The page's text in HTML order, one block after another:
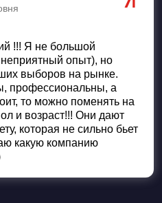
!!! Я не большой
опыт), но
выборов на рынке.
профессиональны, а
то можно поменять на
и возраст!!! Они дают
которая не сильно бьет
какую компанию